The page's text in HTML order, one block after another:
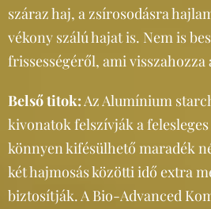
száraz haj, a zsírosodásra
vékony szálú hajat is. Nem is
frissességéről, ami
Belső titok:Az Alumínium
kivonatok felszívják a
könnyen kifésülhető maradék
két hajmosás közötti idő extra
biztosítják. A Bio-Advanced